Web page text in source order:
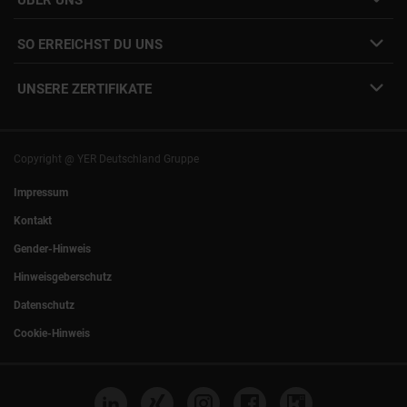
Unsere Standorte
Presse
SO ERREICHST DU UNS
+49 (0)89 540210-0
Rostock| Berlin
UNSERE ZERTIFIKATE
Copyright @ YER Deutschland Gruppe
Impressum
Kontakt
Gender-Hinweis
Hinweisgeberschutz
Datenschutz
Cookie-Hinweis